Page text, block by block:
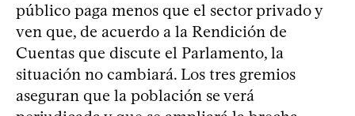
público paga menos que el sector privado y
ven que, de acuerdo a la Rendición de
Cuentas que discute el Parlamento, la
situación no cambiará. Los tres gremios
aseguran que la población se verá